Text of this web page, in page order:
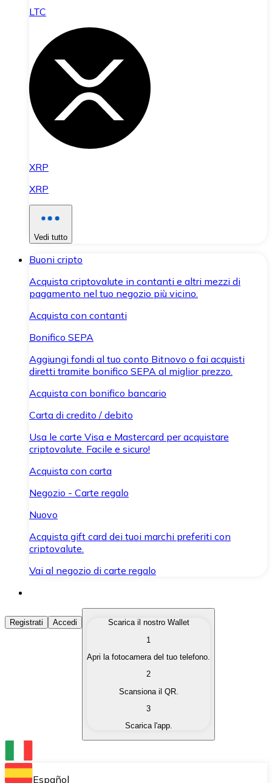
LTC
XRP
XRP
Vedi tutto
Buoni cripto
Acquista criptovalute in contanti e altri mezzi di
pagamento nel tuo negozio più vicino.
Acquista con contanti
Bonifico SEPA
Aggiungi fondi al tuo conto Bitnovo o fai acquisti
diretti tramite bonifico SEPA al miglior prezzo.
Acquista con bonifico bancario
Carta di credito / debito
Usa le carte Visa e Mastercard per acquistare
criptovalute. Facile e sicuro!
Acquista con carta
Negozio - Carte regalo
Nuovo
Acquista gift card dei tuoi marchi preferiti con
criptovalute.
Vai al negozio di carte regalo
Acquista Criptovalute
Acquista le criptovalute che ti interessano in modo
Converti le tue criptovalute in valuta fiat quando ne
Scambia una criptovaluta con un'altra
Conserva le tue cripto in un Wallet self-custodial.
Registrati Accedi
Scarica il nostro Wallet
1
Apri la fotocamera del tuo telefono.
2
Scansiona il QR.
3
Scarica l'app.
Español